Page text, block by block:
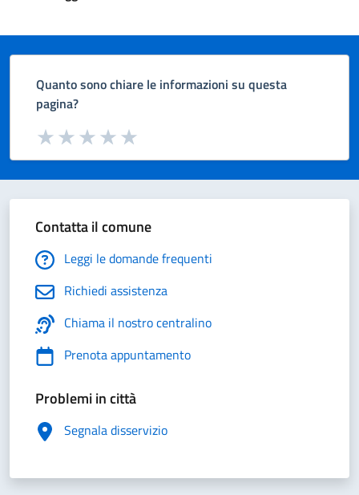
Quanto sono chiare le informazioni su questa
pagina?
Valuta da 1 a 5 stelle la pagina
Valuta 5 stelle su 5
Valuta 4 stelle su 5
Valuta 3 stelle su 5
Valuta 2 stelle su 5
Valuta 1 stelle su 5
Contatta il comune
Leggi le domande frequenti
Richiedi assistenza
Chiama il nostro centralino
Prenota appuntamento
Problemi in città
Segnala disservizio